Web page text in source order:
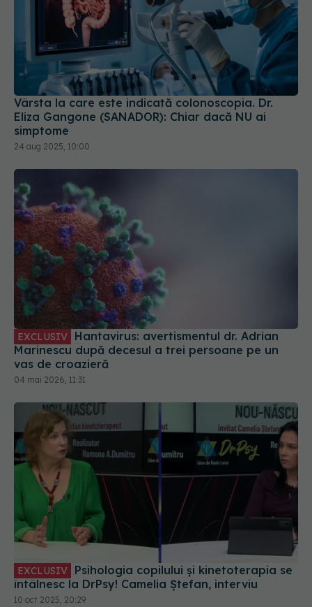
Vârsta la care este indicată colonoscopia. Dr.
Eliza Gangone (SANADOR): Chiar dacă NU ai
simptome
24 aug 2025, 10:00
EXCLUSIV
Marinescu după decesul a trei persoane pe un
vas de croazieră
04 mai 2026, 11:31
EXCLUSIV
întâlnesc la DrPsy! Camelia Ștefan, interviu
10 oct 2025, 20:29